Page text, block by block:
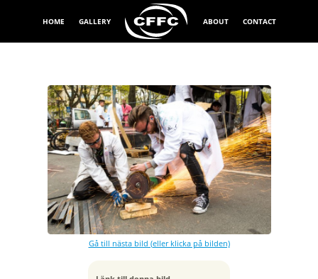
HOME GALLERY ABOUT CONTACT
Gå till nästa bild (eller klicka på bilden)
Exponeringstid
1/20 sek
Bländare
f/11.0
Tagen
ISO